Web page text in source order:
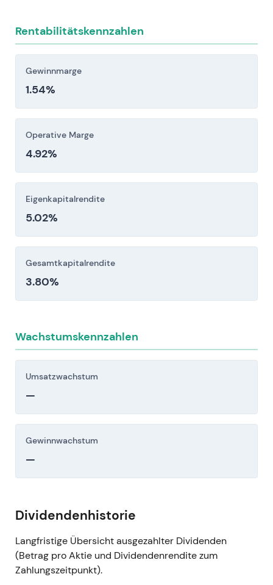
Rentabilitätskennzahlen
Gewinnmarge
1.54%
Operative Marge
4.92%
Eigenkapitalrendite
5.02%
Gesamtkapitalrendite
3.80%
Wachstumskennzahlen
Umsatzwachstum
—
Gewinnwachstum
—
Dividendenhistorie
Langfristige Übersicht ausgezahlter Dividenden
(Betrag pro Aktie und Dividendenrendite zum
Zahlungszeitpunkt).